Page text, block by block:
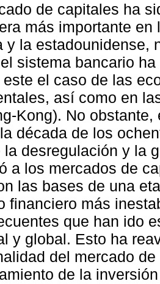
de capitales ha
más importante
y la estadounidense,
sistema bancario
este el caso de las
así como en
Kong). No
década de los
la desregulación y la
a los mercados de
las bases de una
financiero más
que han ido
y global. Esto ha
del mercado
de la